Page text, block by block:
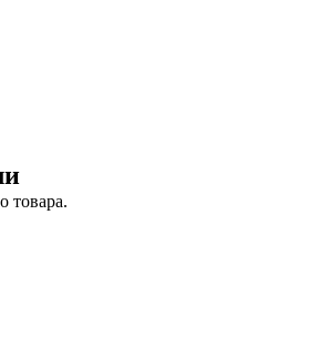
товара.